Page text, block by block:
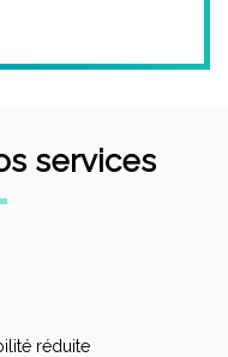
services
réduite